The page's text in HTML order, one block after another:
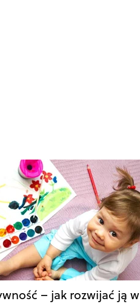
– jak rozwijać ją w